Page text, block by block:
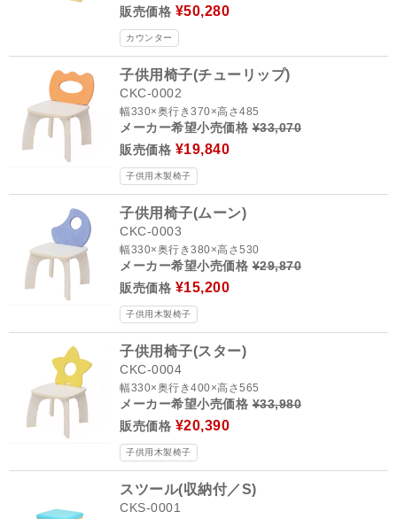
販売価格 ¥50,280
カウンター
子供用椅子(チューリップ)
CKC-0002
幅330×奥行き370×高さ485
メーカー希望小売価格¥33,070
販売価格 ¥19,840
子供用木製椅子
子供用椅子(ムーン)
CKC-0003
幅330×奥行き380×高さ530
メーカー希望小売価格¥29,870
販売価格 ¥15,200
子供用木製椅子
子供用椅子(スター)
CKC-0004
幅330×奥行き400×高さ565
メーカー希望小売価格¥33,980
販売価格 ¥20,390
子供用木製椅子
スツール(収納付／S)
CKS-0001